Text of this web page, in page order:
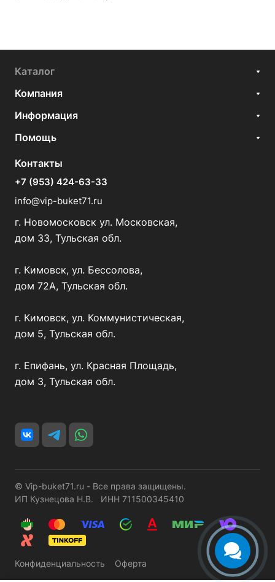
Каталог
Компания
Информация
Помощь
Контакты
+7 (953) 424-63-33
info@vip-buket71.ru
г. Новомосковск ул. Московская,
дом 33, Тульская обл.
г. Кимовск, ул. Бессолова,
дом 72А, Тульская обл.
г. Кимовск, ул. Коммунистическая,
дом 5, Тульская обл.
г. Епифань, ул. Красная Площадь,
дом 3, Тульская обл.
© Vip-buket71.ru - Все права защищены.
ИП Кузнецова Н.В. ИНН 711500345410
Конфиденциальность Оферта